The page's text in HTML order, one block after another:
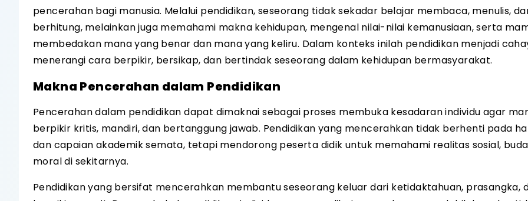
pencerahan bagi manusia. Melalui pendidikan, seseorang tidak sekadar belajar membaca, menulis,
berhitung, melainkan juga memahami makna kehidupan, mengenal nilai-nilai kemanusiaan, serta
membedakan mana yang benar dan mana yang keliru. Dalam konteks inilah pendidikan menjadi
menerangi cara berpikir, bersikap, dan bertindak seseorang dalam kehidupan bermasyarakat.
Makna Pencerahan dalam Pendidikan
Pencerahan dalam pendidikan dapat dimaknai sebagai proses membuka kesadaran individu agar
berpikir kritis, mandiri, dan bertanggung jawab. Pendidikan yang mencerahkan tidak berhenti pada
dan capaian akademik semata, tetapi mendorong peserta didik untuk memahami realitas sosial,
moral di sekitarnya.
Pendidikan yang bersifat mencerahkan membantu seseorang keluar dari ketidaktahuan, prasangka,